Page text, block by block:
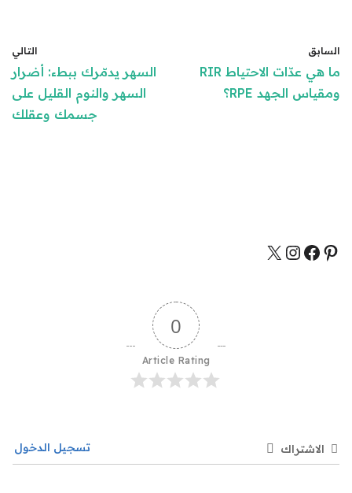
السابق
ما هي عدّات الاحتياط RIR
ومقياس الجهد RPE؟
التالي
السهر يدمّرك ببطء: أضرار
السهر والنوم القليل على
جسمك وعقلك
0
Article Rating
الاشتراك تسجيل الدخول